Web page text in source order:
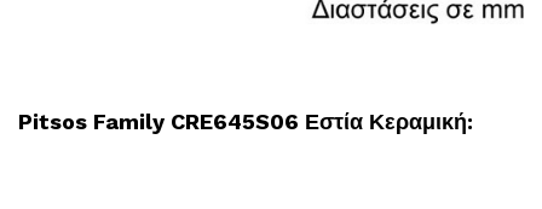
Pitsos Family CRE645S06 Εστία Κεραμική: